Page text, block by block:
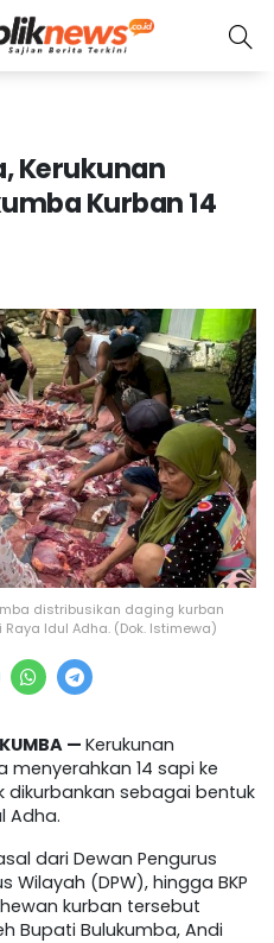
Kerukunan
Kurban 14
distribusikan daging kurban
Idul Adha. (Dok. Istimewa)
— Kerukunan
menyerahkan 14 sapi ke
sebagai bentuk
Adha.
dari Dewan Pengurus
Wilayah (DPW), hingga BKP
kurban tersebut
Bupati Bulukumba, Andi